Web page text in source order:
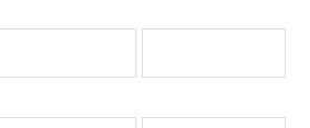
시 내용확인 및 처리결과 통보 등 의사소통 경로의
보 수집 및 이용목적이 달성된 후에는 해당 정보를